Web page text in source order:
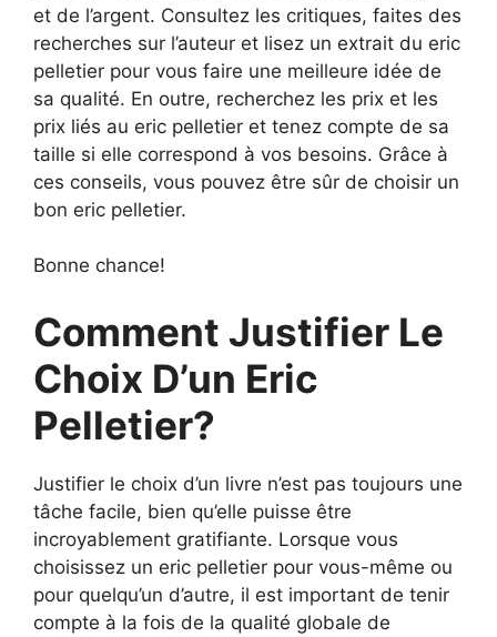
et de l’argent. Consultez les critiques, faites des
recherches sur l’auteur et lisez un extrait du eric
pelletier pour vous faire une meilleure idée de
sa qualité. En outre, recherchez les prix et les
prix liés au eric pelletier et tenez compte de sa
taille si elle correspond à vos besoins. Grâce à
ces conseils, vous pouvez être sûr de choisir un
bon eric pelletier.
Bonne chance!
Comment Justifier Le
Choix D’un Eric
Pelletier?
Justifier le choix d’un livre n’est pas toujours une
tâche facile, bien qu’elle puisse être
incroyablement gratifiante. Lorsque vous
choisissez un eric pelletier pour vous-même ou
pour quelqu’un d’autre, il est important de tenir
compte à la fois de la qualité globale de